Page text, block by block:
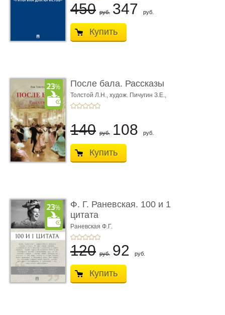
450 руб. 347 руб.
Купить
После бала. Рассказы
Толстой Л.Н., худож. Пичугин З.Е.,
худож. Лебедев А.И.,
140 руб. 108 руб.
Купить
Ф. Г. Раневская. 100 и 1
цитата
Раневская Ф.Г.
120 руб. 92 руб.
Купить